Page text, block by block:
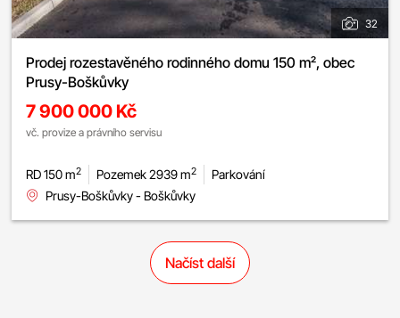
32
Prodej rozestavěného rodinného domu 150 m², obec
Prusy-Boškůvky
7 900 000 Kč
vč. provize a právního servisu
RD 150 m2 Pozemek 2939 m2
Parkování
Prusy-Boškůvky - Boškůvky
Načíst další